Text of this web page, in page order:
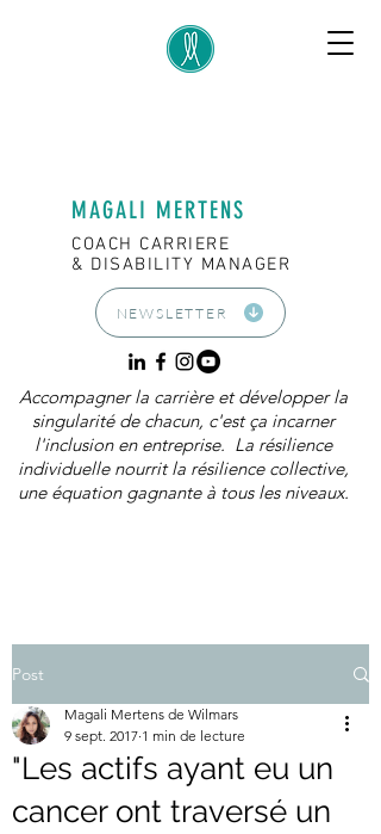
Accompagner la carrière et développer la
singularité de chacun, c'est ça incarner
l'inclusion en entreprise. La résilience
individuelle nourrit la résilience collective,
une équation gagnante à tous les niveaux.
MAGALI MERTENS
COACH CARRIERE
& DISABILITY MANAGER
NEWSLETTER
Post
"Les actifs ayant eu un
cancer ont traversé un
Magali Mertens de Wilmars
9 sept. 2017 1 min de lecture